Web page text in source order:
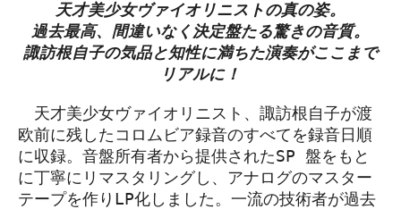
天才美少女ヴァイオリニストの真の姿。
過去最高、間違いなく決定盤たる驚きの音質。
諏訪根自子の気品と知性に満ちた演奏がここまで
リアルに！
天才美少女ヴァイオリニスト、諏訪根自子が渡
欧前に残したコロムビア録音のすべてを録音日順
に収録。音盤所有者から提供されたSP 盤をもと
に丁寧にリマスタリングし、アナログのマスター
テープを作りLP化しました。一流の技術者が過去